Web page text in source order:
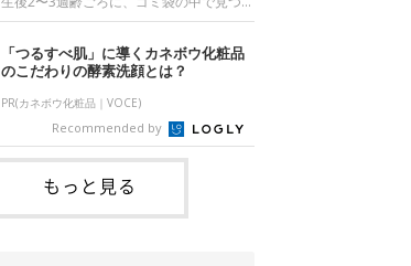
枚。飼い主さんの自宅マンションの駐輪場
です。子猫時代のモモちゃん。
@Kingponzuその日は気温が35℃を
ん、兄猫・ラムくん。@ten_ramu紹介す
るのは、X（旧Twitter）ユーザー
@ten_ramuさんの愛猫・ラムくんとてん
ちゃん（ともに取材時6才）の成長記録で
す。この写真は、お迎えして間もない生後
1カ月半ごろの2匹。当時、ラムくんは260
グラム、てんちゃんは209グラムと、どち
らもとても小さな体でした。2匹
とくる
った小さな命。ミルクから育てられたその
子猫は今、家族に欠かせない存在へと成長
しました。ゴミ袋の中で見つかった、ミニ
モグラのような子猫よちよち歩きをしてい
たころの、生後2〜3週齢ごろのドンちゃ
ん。@doddou_1今回紹介するのは、
X（旧Twitter）ユーザー@doddou_1さん
の愛猫・ドンちゃん（取材時、推定6才／
本名：ドミトリー・ドンスコイ）。ドンち
ゃんは、保護猫でした。ドンちゃんが見つ
かったのは、飼い主さんの姉の勤め先の敷
「つるすべ肌」に導くカネボウ化粧品
のこだわりの酵素洗顔とは？
PR(カネボウ化粧品｜VOCE)
Recommended by
もっと見る